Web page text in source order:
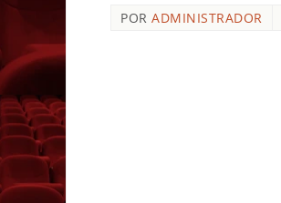
POR ADMINISTRADOR